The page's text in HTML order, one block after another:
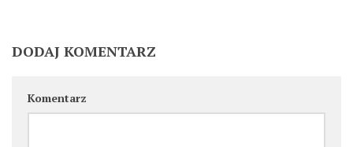
DODAJ KOMENTARZ
Komentarz